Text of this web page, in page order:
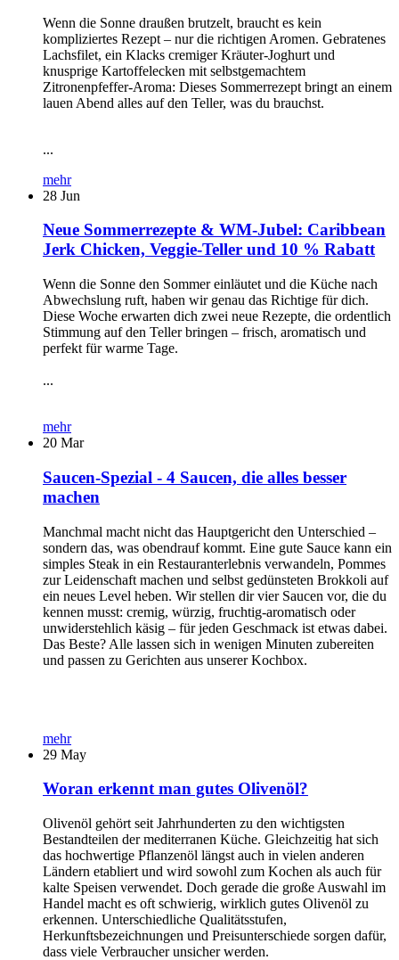
Wenn die Sonne draußen brutzelt, braucht es kein
kompliziertes Rezept – nur die richtigen Aromen. Gebratenes
Lachsfilet, ein Klacks cremiger Kräuter-Joghurt und
knusprige Kartoffelecken mit selbstgemachtem
Zitronenpfeffer-Aroma: Dieses Sommerrezept bringt an einem
lauen Abend alles auf den Teller, was du brauchst.
...
mehr
28 Jun
Neue Sommerrezepte & WM-Jubel: Caribbean
Jerk Chicken, Veggie-Teller und 10 % Rabatt
Wenn die Sonne den Sommer einläutet und die Küche nach
Abwechslung ruft, haben wir genau das Richtige für dich.
Diese Woche erwarten dich zwei neue Rezepte, die ordentlich
Stimmung auf den Teller bringen – frisch, aromatisch und
perfekt für warme Tage.
...
mehr
20 Mar
Saucen-Spezial - 4 Saucen, die alles besser
machen
Manchmal macht nicht das Hauptgericht den Unterschied –
sondern das, was obendrauf kommt. Eine gute Sauce kann ein
simples Steak in ein Restauranterlebnis verwandeln, Pommes
zur Leidenschaft machen und selbst gedünsteten Brokkoli auf
ein neues Level heben. Wir stellen dir vier Saucen vor, die du
kennen musst: cremig, würzig, fruchtig-aromatisch oder
unwiderstehlich käsig – für jeden Geschmack ist etwas dabei.
Das Beste? Alle lassen sich in wenigen Minuten zubereiten
und passen zu Gerichten aus unserer Kochbox.
mehr
29 May
Woran erkennt man gutes Olivenöl?
Olivenöl gehört seit Jahrhunderten zu den wichtigsten
Bestandteilen der mediterranen Küche. Gleichzeitig hat sich
das hochwertige Pflanzenöl längst auch in vielen anderen
Ländern etabliert und wird sowohl zum Kochen als auch für
kalte Speisen verwendet. Doch gerade die große Auswahl im
Handel macht es oft schwierig, wirklich gutes Olivenöl zu
erkennen. Unterschiedliche Qualitätsstufen,
Herkunftsbezeichnungen und Preisunterschiede sorgen dafür,
dass viele Verbraucher unsicher werden.